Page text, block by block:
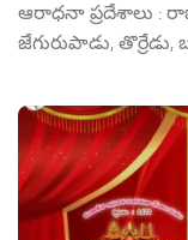
ఆరాధనా ప్రదేశాలు :
జేగురుపాడు, తొర్రేడు,